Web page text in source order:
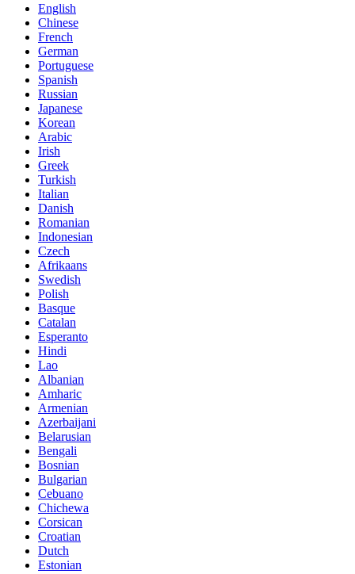
English
Chinese
French
German
Portuguese
Spanish
Russian
Japanese
Korean
Arabic
Irish
Greek
Turkish
Italian
Danish
Romanian
Indonesian
Czech
Afrikaans
Swedish
Polish
Basque
Catalan
Esperanto
Hindi
Lao
Albanian
Amharic
Armenian
Azerbaijani
Belarusian
Bengali
Bosnian
Bulgarian
Cebuano
Chichewa
Corsican
Croatian
Dutch
Estonian